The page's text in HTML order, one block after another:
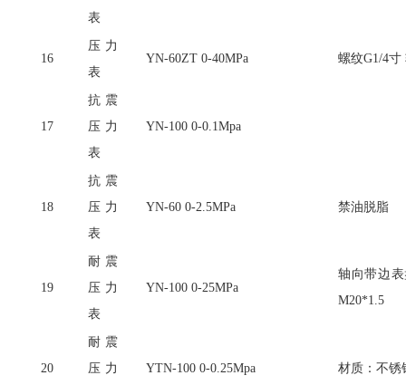
表
16
压力
表
YN-60ZT 0-40MPa 螺纹G1/4寸
17
抗震
压力
表
YN-100 0-0.1Mpa
18
抗震
压力
表
YN-60 0-2.5MPa 禁油脱脂
19
耐震
压力
表
YN-100 0-25MPa
轴向带边
M20*1.5
20
耐震
压力
YTN-100 0-0.25Mpa 材质：不锈